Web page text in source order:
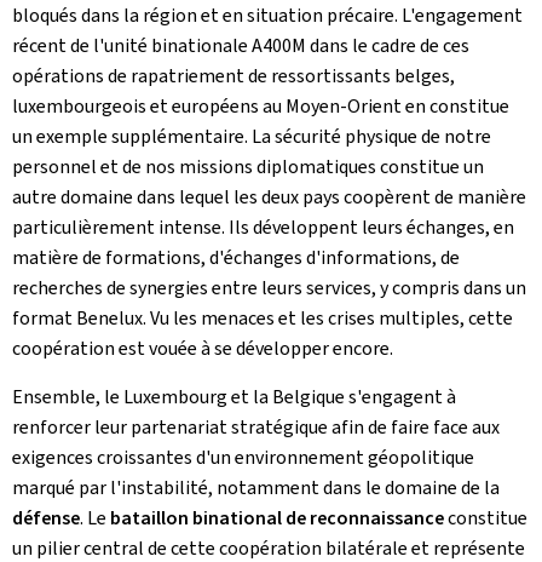
bloqués dans la région et en situation précaire. L'engagement
récent de l'unité binationale A400M dans le cadre de ces
opérations de rapatriement de ressortissants belges,
luxembourgeois et européens au Moyen-Orient en constitue
un exemple supplémentaire. La sécurité physique de notre
personnel et de nos missions diplomatiques constitue un
autre domaine dans lequel les deux pays coopèrent de manière
particulièrement intense. Ils développent leurs échanges, en
matière de formations, d'échanges d'informations, de
recherches de synergies entre leurs services, y compris dans un
format Benelux. Vu les menaces et les crises multiples, cette
coopération est vouée à se développer encore.
Ensemble, le Luxembourg et la Belgique s'engagent à
renforcer leur partenariat stratégique afin de faire face aux
exigences croissantes d'un environnement géopolitique
marqué par l'instabilité, notamment dans le domaine de la
défense. Le bataillon binational de reconnaissanceconstitue
un pilier central de cette coopération bilatérale et représente